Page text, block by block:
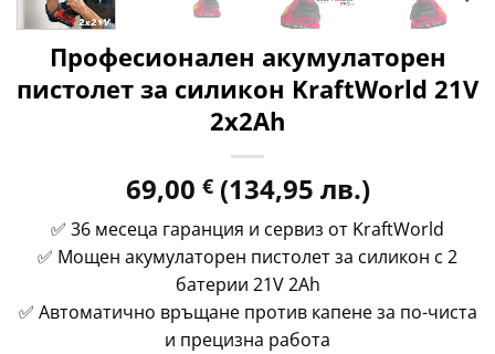
Професионален акумулаторен
пистолет за силикон KraftWorld 21V
2x2Ah
69,00 € (134,95 лв.)
✅ 36 месеца гаранция и сервиз от KraftWorld
✅ Мощен акумулаторен пистолет за силикон с 2
батерии 21V 2Ah
✅ Автоматично връщане против капене за по-чиста
и прецизна работа